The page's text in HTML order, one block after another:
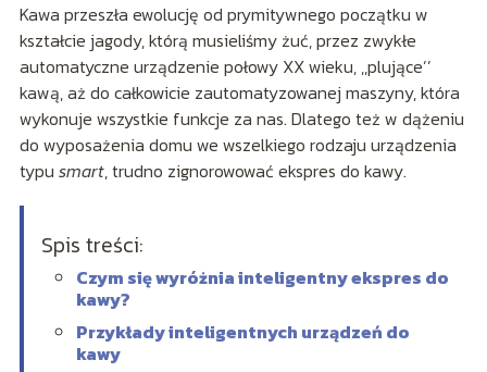
Kawa przeszła ewolucję od prymitywnego początku w
kształcie jagody, którą musieliśmy żuć, przez zwykłe
automatyczne urządzenie połowy XX wieku, ,,plujące’’
kawą, aż do całkowicie zautomatyzowanej maszyny, która
wykonuje wszystkie funkcje za nas. Dlatego też w dążeniu
do wyposażenia domu we wszelkiego rodzaju urządzenia
typu smart, trudno zignorowować ekspres do kawy.
Spis treści:
Czym się wyróżnia inteligentny ekspres do
kawy?
Przykłady inteligentnych urządzeń do
kawy